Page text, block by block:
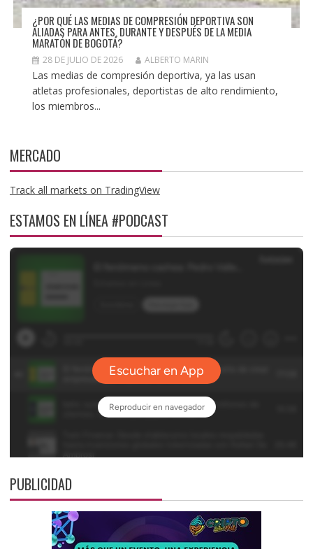
¿POR QUÉ LAS MEDIAS DE COMPRESIÓN DEPORTIVA SON
ALIADAS PARA ANTES, DURANTE Y DESPUÉS DE LA MEDIA
MARATÓN DE BOGOTÁ?
28 DE JULIO DE 2026 ALBERTO MARIN
Las medias de compresión deportiva, ya las usan
atletas profesionales, deportistas de alto rendimiento,
los miembros...
MERCADO
Track all markets on TradingView
ESTAMOS EN LÍNEA #PODCAST
PUBLICIDAD